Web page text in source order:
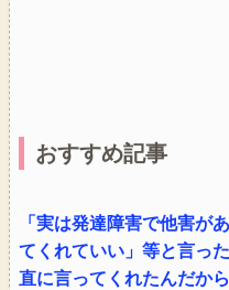
おすすめ記事
「実は発達障害で他害が
てくれていい」等と言っ
直に言ってくれたんだか